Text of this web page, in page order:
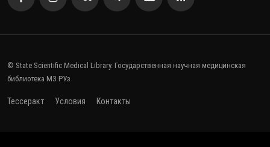
© State Scientific Medical Library. Государственная научная медицинская
библиотека МЗ РУз
Тессеракт Условия Контакты